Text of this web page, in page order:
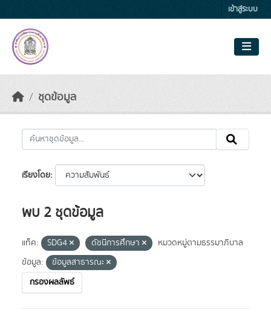
เข้าสู่ระบบ
ชุดข้อมูล
เรียงโดย
พบ 2 ชุดข้อมูล
แท็ค: SDG4 ดัชนีการศึกษา
หมวดหมู่ตามธรรมาภิบาล
ข้อมูล:
ข้อมูลสาธารณะ
กรองผลลัพธ์